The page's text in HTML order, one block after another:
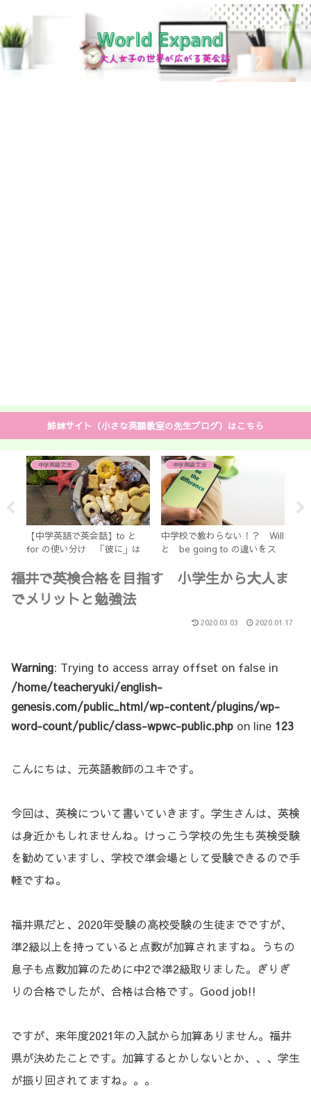
姉妹サイト（小さな英語教室の先生ブログ）はこちら
中学英語文法
【中学英語で英会話】to と
for の使い分け 「彼に」は
中学英語文法
中学校で教わらない！？ Will
と be going to の違いをス
順
よ
福井で英検合格を目指す 小学生から大人ま
でメリットと勉強法
2020.03.03 2020.01.17
Warning: Trying to access array offset on false in
/home/teacheryuki/english-
genesis.com/public_html/wp-content/plugins/wp-
word-count/public/class-wpwc-public.php on line 123
こんにちは、元英語教師のユキです。
今回は、英検について書いていきます。学生さんは、英検
は身近かもしれませんね。けっこう学校の先生も英検受験
を勧めていますし、学校で準会場として受験できるので手
軽ですね。
福井県だと、2020年受験の高校受験の生徒までですが、
準2級以上を持っていると点数が加算されますね。うちの
息子も点数加算のために中2で準2級取りました。ぎりぎ
りの合格でしたが、合格は合格です。Good job!!
ですが、来年度2021年の入試から加算ありません。福井
県が決めたことです。加算するとかしないとか、、、学生
が振り回されてますね。。。